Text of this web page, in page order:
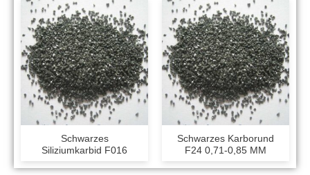
Schwarzes
Siliziumkarbid F016
Schwarzes Karborund
F24 0,71-0,85 MM